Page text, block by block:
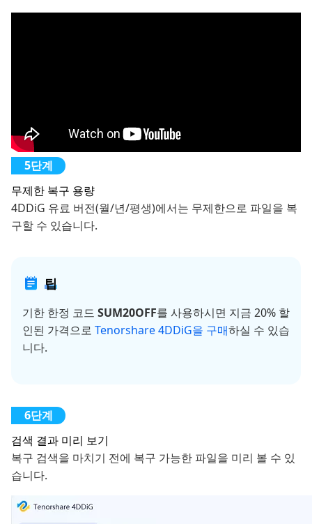
무제한 복구 용량
4DDiG 유료 버전(월/년/평생)에서는 무제한으로 파일을 복
구할 수 있습니다.
팁
기한 한정 코드 SUM20OFF를 사용하시면 지금 20% 할
인된 가격으로 Tenorshare 4DDiG을 구매하실 수 있습
니다.
검색 결과 미리 보기
복구 검색을 마치기 전에 복구 가능한 파일을 미리 볼 수 있
습니다.